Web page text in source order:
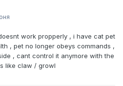
work propperly , i have cat pet
, pet no longer obeys commands ,
, cant control it anymore with the
like claw / growl